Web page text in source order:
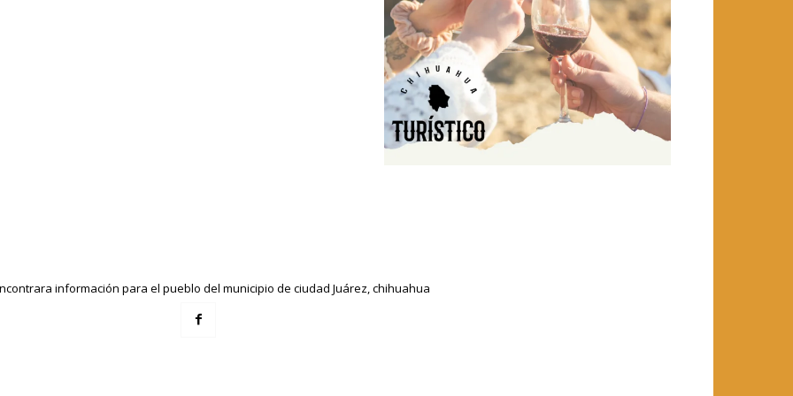
información para el pueblo del municipio de ciudad Juárez, chihuahua